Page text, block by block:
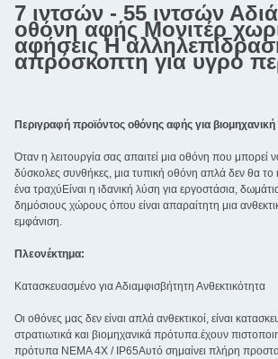
7 ιντσών - 55 ιντσών
οθόνη αφής Μονιτέρ
αφήσεις Η
απρόσκοπτη για υγρό
Περιγραφή προϊόντος οθόνης αφής για
Όταν η λειτουργία σας απαιτεί μια οθόνη που μπορεί να
δύσκολες συνθήκες, μια τυπική οθόνη απλά δεν θα το
ένα τραχύΕίναι η ιδανική λύση για εργοστάσια,
δημόσιους χώρους όπου είναι απαραίτητη μια
εμφάνιση.
Πλεονέκτημα:
Κατασκευασμένο για Αδιαμφισβήτητη Ανθεκτικότητα
Οι οθόνες μας δεν είναι απλά ανθεκτικοί, είναι
στρατιωτικά και βιομηχανικά πρότυπα.έχουν
πρότυπα NEMA 4X / IP65Αυτό σημαίνει πλήρη